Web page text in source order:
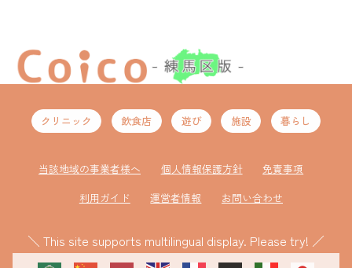
クリニック 飲食店 遊び 施設 暮らし
当該地域の事業者様へ 個人情報保護方針
免責事項
利用ガイド
運営者情報 お問い合わせ
＼ This site supports multilingual display. Please try! ／